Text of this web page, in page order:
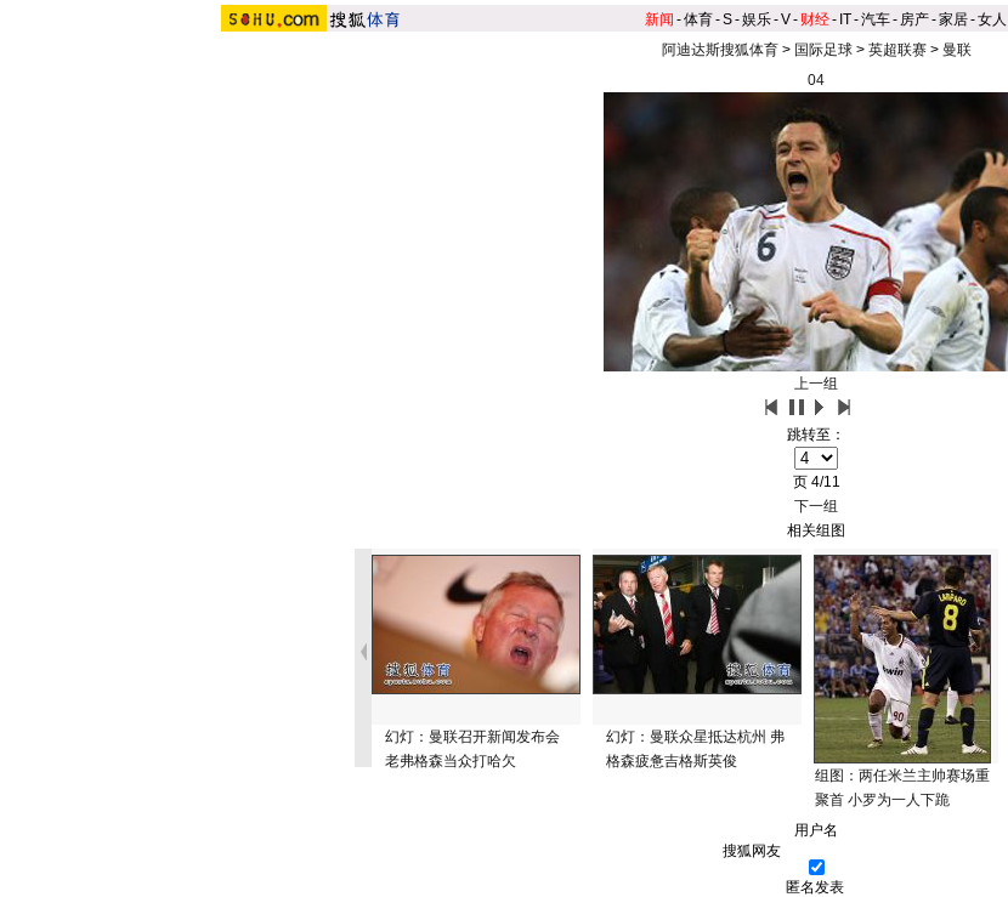
新闻 -体育-S-娱乐-V- 财经- IT-汽车- 房产-家居-女人
阿迪达斯搜狐体育> 国际足球> 英超联赛> 曼联
04
上一组
跳转至：
页 4/11
下一组
相关组图
幻灯：曼联召开新闻发布会
老弗格森当众打哈欠
幻灯：曼联众星抵达杭州 弗
格森疲惫吉格斯英俊
组图：两任米兰主帅赛场重
聚首 小罗为一人下跪
用户名
匿名发表